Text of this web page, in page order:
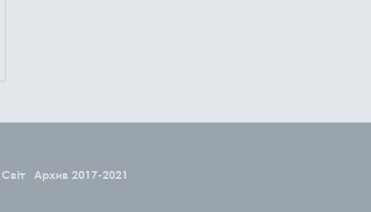
Світ Архив 2017-2021